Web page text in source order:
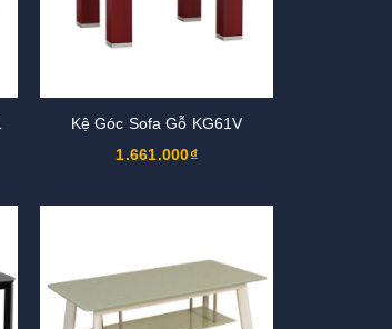
Kệ Góc Sofa Gỗ KG61V
1.661.000₫